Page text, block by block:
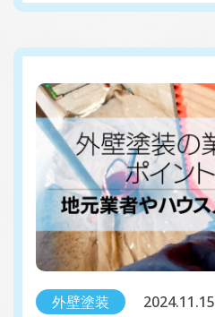
外壁塗装 2024.11.15